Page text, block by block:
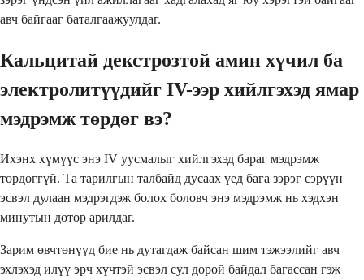
авч байгааг баталгаажуулдаг.
Кальцитай декстрозтой амин хүчил ба
электролитүүдийг IV-ээр хийлгэхэд ямар
мэдрэмж төрдөг вэ?
Ихэнх хүмүүс энэ IV уусмалыг хийлгэхэд бараг мэдрэмж
төрдөггүй. Та тарилгын талбайд дусаах үед бага зэрэг сэрүүн
эсвэл дулаан мэдрэгдэж болох боловч энэ мэдрэмж нь хэдхэн
минутын дотор арилдаг.
Зарим өвчтөнүүд бие нь дутагдаж байсан шим тэжээлийг авч
эхлэхэд илүү эрч хүчтэй эсвэл сул дорой байдал багассан гэж